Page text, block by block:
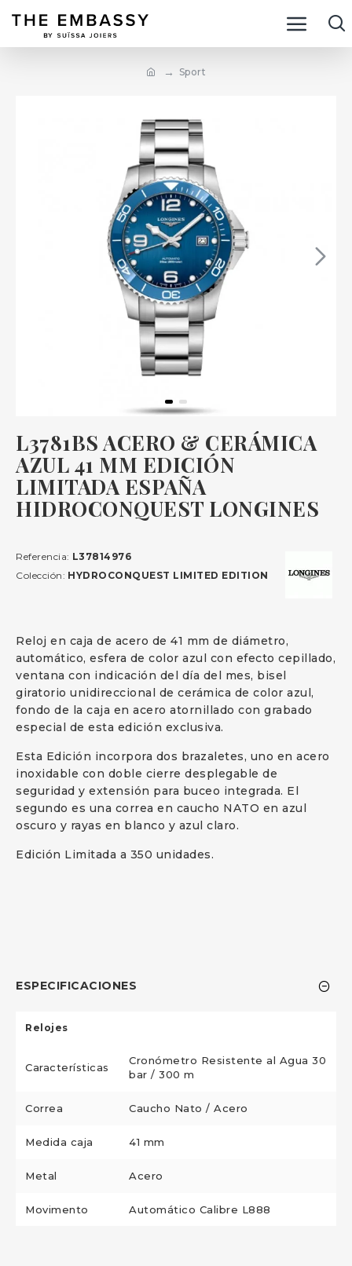
Sport
L3781BS ACERO & CERÁMICA
AZUL 41 MM EDICIÓN
LIMITADA ESPAÑA
HIDROCONQUEST LONGINES
Reloj en caja de acero de 41 mm de diámetro,
automático, esfera de color azul con efecto cepillado,
ventana con indicación del día del mes, bisel
giratorio unidireccional de cerámica de color azul,
fondo de la caja en acero atornillado con grabado
especial de esta edición exclusiva.
Esta Edición incorpora dos brazaletes, uno en acero
inoxidable con doble cierre desplegable de
seguridad y extensión para buceo integrada. El
segundo es una correa en caucho NATO en azul
oscuro y rayas en blanco y azul claro.
Edición Limitada a 350 unidades.
ESPECIFICACIONES
Relojes
Características
Cronómetro Resistente al Agua 30
bar / 300 m
Correa Caucho Nato / Acero
Medida caja 41 mm
Metal Acero
Movimento Automático Calibre L888
Referencia: L37814976
Colección: HYDROCONQUEST LIMITED EDITION